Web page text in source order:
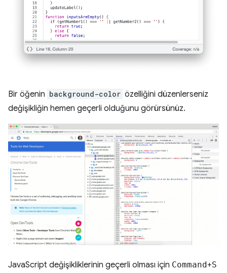
Bir öğenin background-color özelliğini düzenlerseniz
değişikliğin hemen geçerli olduğunu görürsünüz.
JavaScript değişikliklerinin geçerli olması için Command+S